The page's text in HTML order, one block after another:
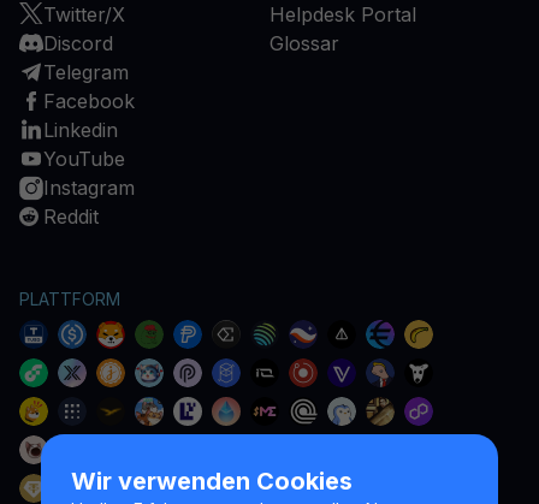
Wir verwenden Cookies
Twitter/X
Discord
Telegram
Facebook
Linkedin
YouTube
Instagram
Reddit
Helpdesk Portal
Glossar
PLATTFORM